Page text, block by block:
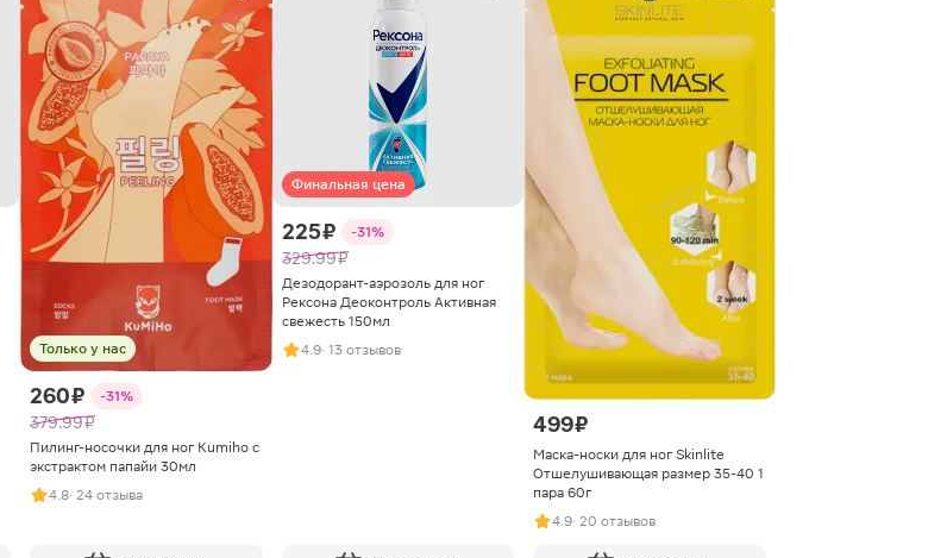
Только у нас
260 ₽ -31%
379.99 ₽
Пилинг-носочки для ног Kumiho с
экстрактом папайи 30мл
4.8· 24 отзыва
Финальная цена
225 ₽ -31%
329.99 ₽
Дезодорант-аэрозоль для ног
Рексона Деоконтроль Активная
свежесть 150мл
4.9· 13 отзывов
499 ₽
Маска-носки для ног Skinlite
Отшелушивающая размер 35-40 1
пара 60г
4.9· 20 отзывов